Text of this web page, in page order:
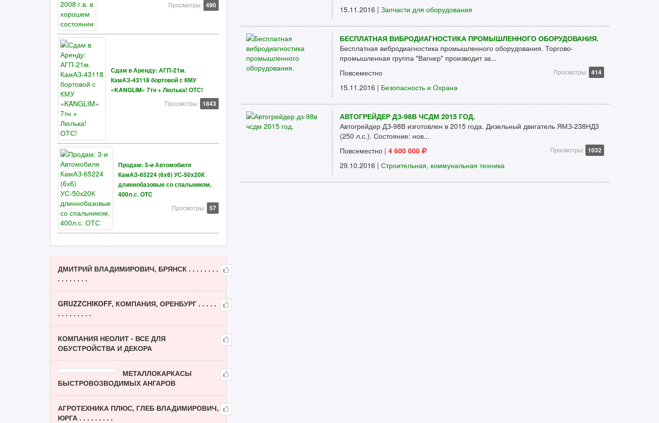
15.11.2016 | Запчасти для оборудования
БЕСПЛАТНАЯ ВИБРОДИАГНОСТИКА ПРОМЫШЛЕННОГО ОБОРУДОВАНИЯ.
Бесплатная вибродиагностика промышленного оборудования. Торгово-
промышленная группа "Вагнер" производит за...
Повсеместно
Просмотры: 414
15.11.2016 | Безопасность и Охрана
АВТОГРЕЙДЕР ДЗ-98В ЧСДМ 2015 ГОД.
Автогрейдер ДЗ-98В изготовлен в 2015 года. Дизельный двигатель ЯМЗ-238НД3
(250 л.с.). Состояние: нов...
Повсеместно | 4 600 000 Просмотры: 1032
29.10.2016 | Строительная, коммунальная техника
Просмотры: 490
Сдам в Аренду: АГП-21м.
КамАЗ-43118 бортовой с КМУ
«KANGLIM» 7тн + Люлька! ОТС!
Просмотры: 1843
Продам: 3-и Автомобиля
КамАЗ-65224 (6х6) УС-50х20К
длиннобазовые со спальником,
400л.с. ОТС
Просмотры: 57
ДМИТРИЙ ВЛАДИМИРОВИЧ, БРЯНСК . . . . . . . .
. . . . . . . .
GRUZZCHIKOFF, КОМПАНИЯ, ОРЕНБУРГ . . . . .
. . . . . . . . .
КОМПАНИЯ НЕОЛИТ - ВСЕ ДЛЯ
ОБУСТРОЙСТВА И ДЕКОРА
МЕТАЛЛОКАРКАСЫ
БЫСТРОВОЗВОДИМЫХ АНГАРОВ
АГРОТЕХНИКА ПЛЮС, ГЛЕБ ВЛАДИМИРОВИЧ,
ЮРГА . . . . . . . . .